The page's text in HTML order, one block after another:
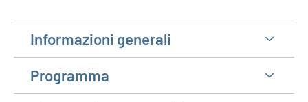
Informazioni generali
Programma